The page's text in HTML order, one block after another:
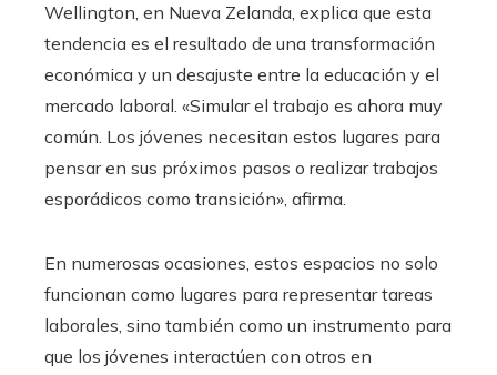
Wellington, en Nueva Zelanda, explica que esta
tendencia es el resultado de una transformación
económica y un desajuste entre la educación y el
mercado laboral. «Simular el trabajo es ahora muy
común. Los jóvenes necesitan estos lugares para
pensar en sus próximos pasos o realizar trabajos
esporádicos como transición», afirma.
En numerosas ocasiones, estos espacios no solo
funcionan como lugares para representar tareas
laborales, sino también como un instrumento para
que los jóvenes interactúen con otros en